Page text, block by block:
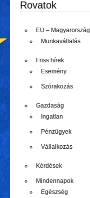
Rovatok
EU – Magyarország
Munkavállalás
Friss hírek
Esemény
Szórakozás
Gazdaság
Ingatlan
Pénzügyek
Vállalkozás
Kérdések
Mindennapok
Egészség